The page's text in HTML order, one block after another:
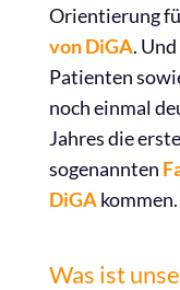
Orientierung
von DiGA.
Patienten
noch einmal
Jahres die
sogenannten
DiGAkommen.
Was ist